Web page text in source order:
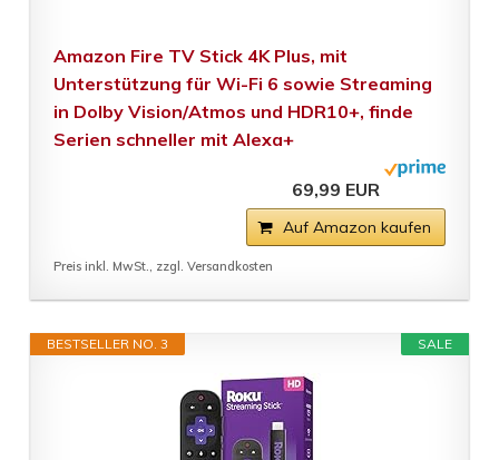
Amazon Fire TV Stick 4K Plus, mit
Unterstützung für Wi-Fi 6 sowie Streaming
in Dolby Vision/Atmos und HDR10+, finde
Serien schneller mit Alexa+
69,99 EUR
Auf Amazon kaufen
Preis inkl. MwSt., zzgl. Versandkosten
SALE
BESTSELLER NO. 3